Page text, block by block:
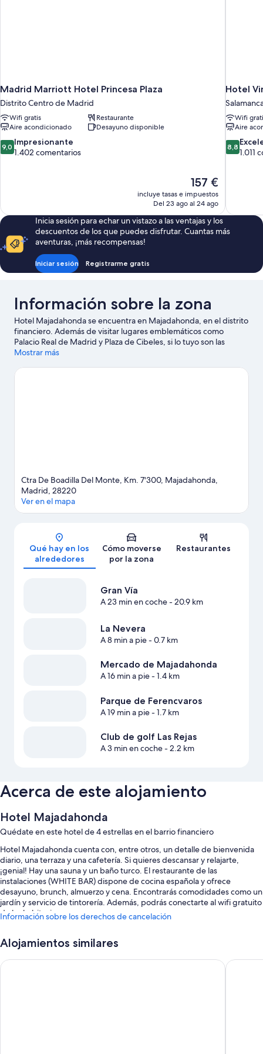
Madrid Marriott Hotel Princesa Plaza
Distrito Centro de Madrid
Wifi gratis
Restaurante
Aire acondicionado
Desayuno disponible
9.0
sobre
9,0 Impresionante
1.402 comentarios
El
precio
actual
de
157 €
157 €
incluye tasas e impuestos
Del 23 ago al 24 ago
Hotel
Wifi
Aire
8.8
sobre
8,8
1.011
Inicia sesión para echar un vistazo a las ventajas y los
descuentos de los que puedes disfrutar. Cuantas más
aventuras, ¡más recompensas!
Iniciar sesión Registrarme gratis
Información sobre la zona
Hotel Majadahonda se encuentra en Majadahonda, en el distrito
financiero. Además de visitar lugares emblemáticos como
Palacio Real de Madrid y Plaza de Cibeles, si lo tuyo son las
compras tienes que pasar por Gran Vía y Mercado de San
buscar el calendario de Estadio Santiago Bernabéu o Movistar
Mostrar más
Ctra De Boadilla Del Monte, Km. 7'300, Majadahonda,
Madrid, 28220
Ver en el mapa
Qué hay en los
alrededores
Cómo moverse
por la zona
Restaurantes
Gran Vía
A 23 min en coche- 20.9 km
La Nevera
A 8 min a pie- 0.7 km
Mercado de Majadahonda
A 16 min a pie- 1.4 km
Parque de Ferencvaros
A 19 min a pie- 1.7 km
Club de golf Las Rejas
A 3 min en coche- 2.2 km
Acerca de este alojamiento
Hotel Majadahonda
Quédate en este hotel de 4 estrellas en el barrio financiero
Hotel Majadahonda cuenta con, entre otros, un detalle de bienvenida
diario, una terraza y una cafetería. Si quieres descansar y relajarte,
¡genial! Hay una sauna y un baño turco. El restaurante de las
instalaciones (WHITE BAR) dispone de cocina española y ofrece
desayuno, brunch, almuerzo y cena. Encontrarás comodidades como un
jardín y servicio de tintorería. Además, podrás conectarte al wifi gratuito
de las habitaciones.
Desayuno continental (de pago), aparcamiento (de pago) y espacios
sin humos
Información sobre los derechos de cancelación
Alojamientos similares
Hotel Monte Rozas B&B